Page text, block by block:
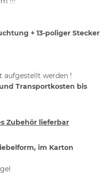
+ 13-poliger Stecker
aufgestellt werden !
Transportkosten bis
Zubehör lieferbar
im Karton